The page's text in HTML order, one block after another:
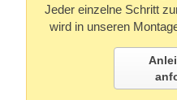
Jeder einzelne Schritt
wird in unseren